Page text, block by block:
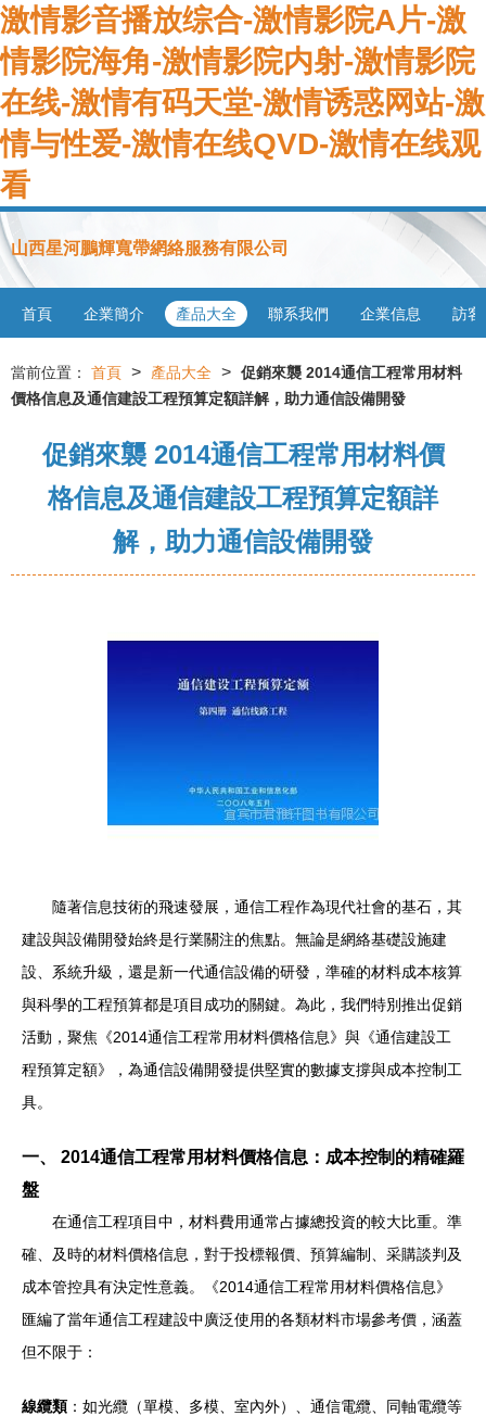
激情影音播放综合-激情影院A片-激
情影院海角-激情影院内射-激情影院
在线-激情有码天堂-激情诱惑网站-激
情与性爱-激情在线QVD-激情在线观
看
山西星河鵬輝寬帶網絡服務有限公司
首頁 企業簡介 產品大全 聯系我們 企業信息 訪客
當前位置： 首頁 > 產品大全 > 促銷來襲 2014通信工程常用材料
價格信息及通信建設工程預算定額詳解，助力通信設備開發
促銷來襲 2014通信工程常用材料價
格信息及通信建設工程預算定額詳
解，助力通信設備開發
隨著信息技術的飛速發展，通信工程作為現代社會的基石，其
建設與設備開發始終是行業關注的焦點。無論是網絡基礎設施建
設、系統升級，還是新一代通信設備的研發，準確的材料成本核算
與科學的工程預算都是項目成功的關鍵。為此，我們特別推出促銷
活動，聚焦《2014通信工程常用材料價格信息》與《通信建設工
程預算定額》，為通信設備開發提供堅實的數據支撐與成本控制工
具。
一、 2014通信工程常用材料價格信息：成本控制的精確羅
盤
在通信工程項目中，材料費用通常占據總投資的較大比重。準
確、及時的材料價格信息，對于投標報價、預算編制、采購談判及
成本管控具有決定性意義。《2014通信工程常用材料價格信息》
匯編了當年通信工程建設中廣泛使用的各類材料市場參考價，涵蓋
但不限于：
線纜類 ：如光纜（單模、多模、室內外）、通信電纜、同軸電纜等